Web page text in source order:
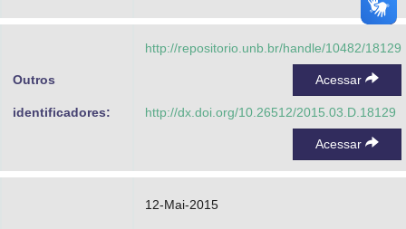
Outros
identificadores:
http://repositorio.unb.br/handle/10482/18129
Acessar
http://dx.doi.org/10.26512/2015.03.D.18129
Acessar
12-Mai-2015